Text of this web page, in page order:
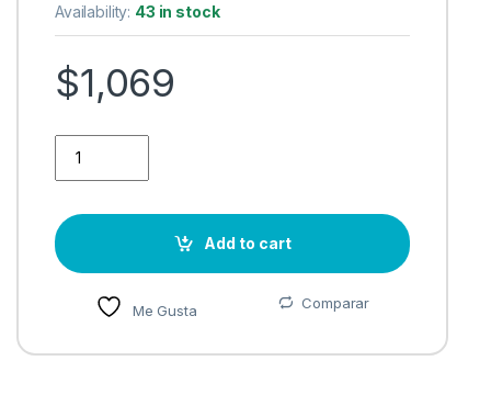
Availability: 43 in stock
$1,069
Add to cart
Me Gusta Comparar